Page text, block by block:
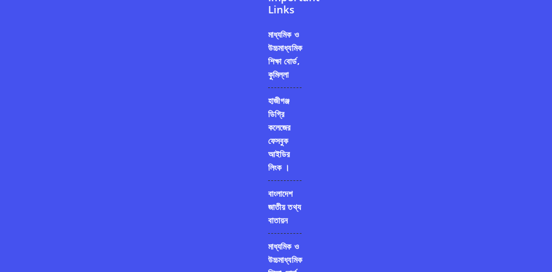
Links
মাধ্যমিক ও
উচ্চমাধ্যমিক
শিক্ষা বোর্ড,
কুমিল্লা
হাজীগঞ্জ
ডিগ্রি
কলেজের
ফেসবুক
আইডির
লিংক ।
বাংলাদেশ
জাতীয় তথ্য
বাতায়ন
মাধ্যমিক ও
উচ্চমাধ্যমিক